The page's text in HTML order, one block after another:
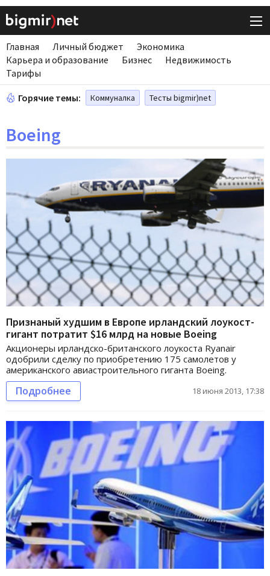
Главная Личный бюджет
Экономика
Карьера и образование
Бизнес
Недвижимость
Тарифы
Горячие темы: Коммуналка Тесты bigmir)net
Boeing
Признаный худшим в Европе ирландский лоукост-
гигант потратит $16 млрд на новые Boeing
Акционеры ирландско-британского лоукоста Ryanair
одобрили сделку по приобретению 175 самолетов у
американского авиастроительного гиганта Boeing.
Подробнее 18 июня 2013, 17:38